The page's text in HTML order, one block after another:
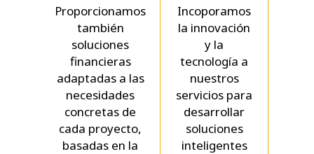
Proporcionamos
también
soluciones
financieras
adaptadas a las
necesidades
concretas de
cada proyecto,
basadas en la
Incoporamos
la innovación
y la
tecnología a
nuestros
servicios para
desarrollar
soluciones
inteligentes